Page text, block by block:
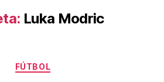
Luka Modric
Categorías
FÚTBOL